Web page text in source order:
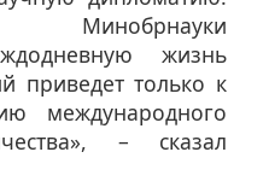
жизнь
приведет только к
международного
– сказал